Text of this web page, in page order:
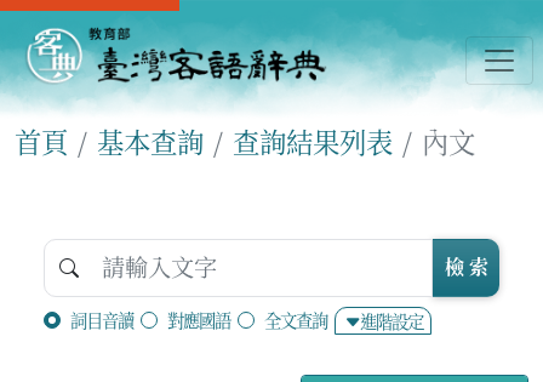
首頁 基本查詢 查詢結果列表 內文
詞目音讀 對應國語 全文查詢 進階設定
檢 索